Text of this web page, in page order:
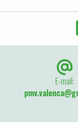
E-mail: